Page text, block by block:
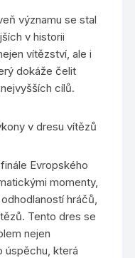
významu se stal
v historii
vítězství, ale i
dokáže čelit
cílů.
v dresu vítězů
Evropského
momenty,
hráčů,
Tento dres se
nejen
úspěchu, která